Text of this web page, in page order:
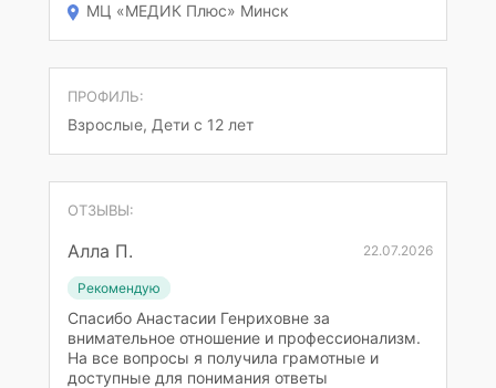
МЦ «МЕДИК Плюс» Минск
ПРОФИЛЬ:
Взрослые, Дети с 12 лет
ОТЗЫВЫ:
Алла П. 22.07.2026
Рекомендую
Спасибо Анастасии Генриховне за
внимательное отношение и профессионализм.
На все вопросы я получила грамотные и
доступные для понимания ответы